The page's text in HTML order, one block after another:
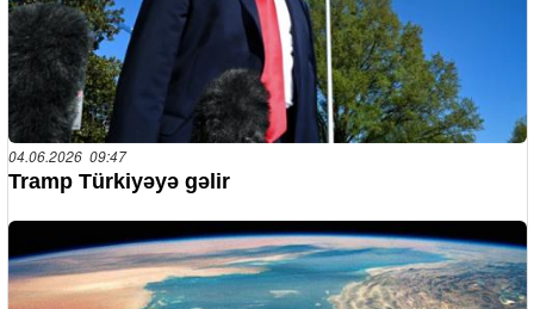
04.06.2026 09:47
Tramp Türkiyəyə gəlir